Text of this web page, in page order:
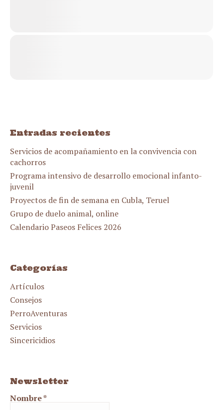
Entradas recientes
Servicios de acompañamiento en la convivencia con
cachorros
Programa intensivo de desarrollo emocional infanto-
juvenil
Proyectos de fin de semana en Cubla, Teruel
Grupo de duelo animal, online
Calendario Paseos Felices 2026
Categorías
Artículos
Consejos
PerroAventuras
Servicios
Sincericidios
Newsletter
Nombre*